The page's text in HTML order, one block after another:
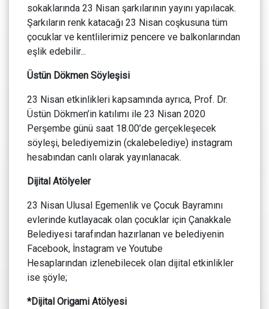
sokaklarında 23 Nisan şarkılarının yayını yapılacak.
Şarkıların renk katacağı 23 Nisan coşkusuna tüm
çocuklar ve kentlilerimiz pencere ve balkonlarından
eşlik edebilir...
Üstün Dökmen Söyleşisi
23 Nisan etkinlikleri kapsamında ayrıca, Prof. Dr.
Üstün Dökmen’in katılımı ile 23 Nisan 2020
Perşembe günü saat 18.00’de gerçekleşecek
söyleşi, belediyemizin (ckalebelediye) instagram
hesabından canlı olarak yayınlanacak.
Dijital Atölyeler
23 Nisan Ulusal Egemenlik ve Çocuk Bayramını
evlerinde kutlayacak olan çocuklar için Çanakkale
Belediyesi tarafından hazırlanan ve belediyenin
Facebook, İnstagram ve Youtube
Hesaplarından izlenebilecek olan dijital etkinlikler
ise şöyle;
*Dijital Origami Atölyesi